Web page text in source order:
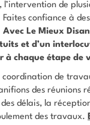
l’intervention de
confiance à des
Avec Le Mieux
et d’un
à chaque étape de
de
des réunions
délais, la
des travaux.